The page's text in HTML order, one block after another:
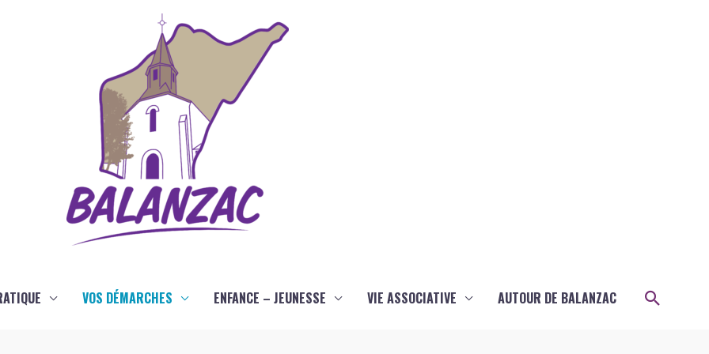
VOS DÉMARCHES ENFANCE – JEUNESSE VIE ASSOCIATIVE AUTOUR DE BALANZAC